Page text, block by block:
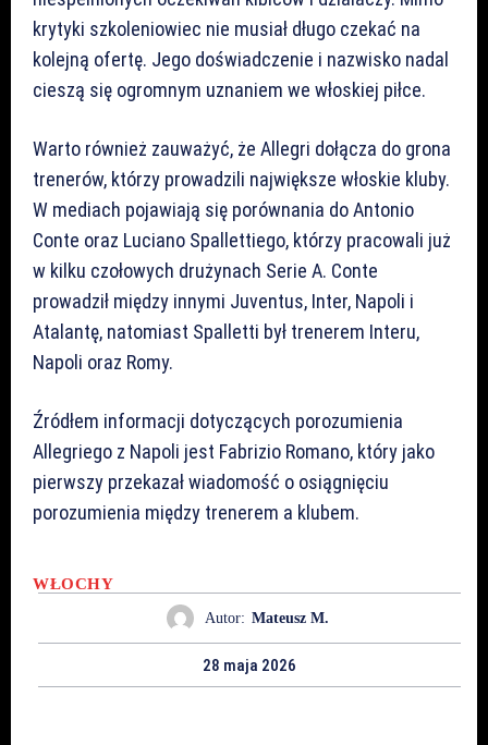
krytyki szkoleniowiec nie musiał długo czekać na
kolejną ofertę. Jego doświadczenie i nazwisko nadal
cieszą się ogromnym uznaniem we włoskiej piłce.
Warto również zauważyć, że Allegri dołącza do grona
trenerów, którzy prowadzili największe włoskie kluby.
W mediach pojawiają się porównania do Antonio
Conte oraz Luciano Spallettiego, którzy pracowali już
w kilku czołowych drużynach Serie A. Conte
prowadził między innymi Juventus, Inter, Napoli i
Atalantę, natomiast Spalletti był trenerem Interu,
Napoli oraz Romy.
Źródłem informacji dotyczących porozumienia
Allegriego z Napoli jest Fabrizio Romano, który jako
pierwszy przekazał wiadomość o osiągnięciu
porozumienia między trenerem a klubem.
WŁOCHY
Autor: Mateusz M.
28 maja 2026